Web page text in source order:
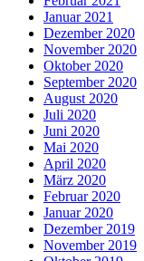
Januar 2021
Dezember 2020
November 2020
Oktober 2020
September 2020
August 2020
Juli 2020
Juni 2020
Mai 2020
April 2020
März 2020
Februar 2020
Januar 2020
Dezember 2019
November 2019